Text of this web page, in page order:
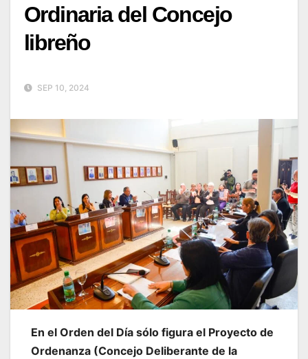
Ordinaria del Concejo
libreño
SEP 10, 2024
En el Orden del Día sólo figura el Proyecto de
Ordenanza (Concejo Deliberante de la